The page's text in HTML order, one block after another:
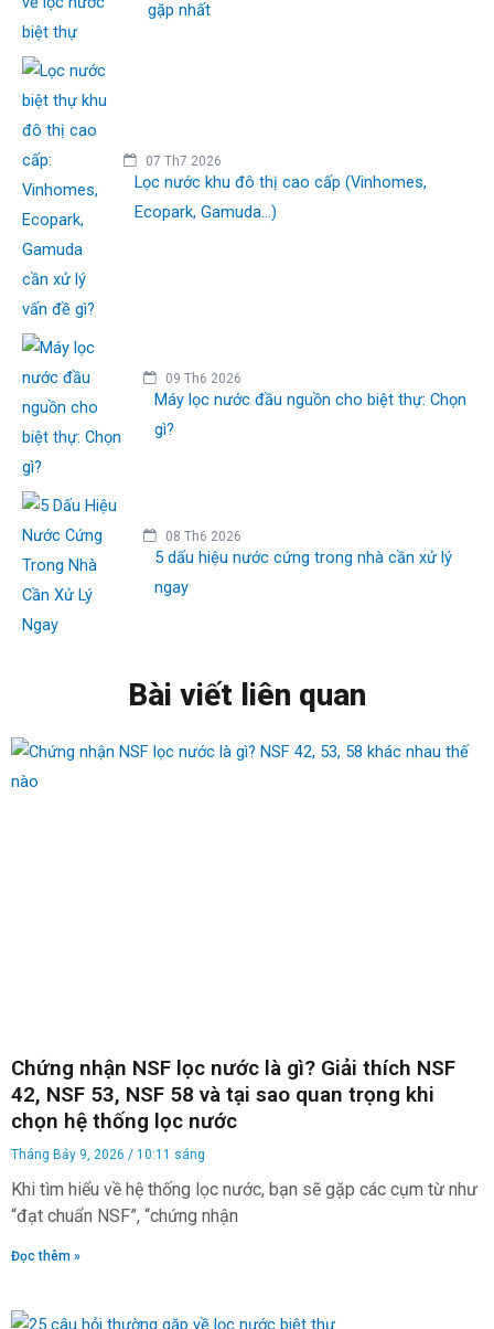
gặp nhất
07 Th7 2026
Lọc nước khu đô thị cao cấp (Vinhomes,
Ecopark, Gamuda...)
09 Th6 2026
Máy lọc nước đầu nguồn cho biệt thự: Chọn
gì?
08 Th6 2026
5 dấu hiệu nước cứng trong nhà cần xử lý
ngay
Bài viết liên quan
Chứng nhận NSF lọc nước là gì? Giải thích NSF
42, NSF 53, NSF 58 và tại sao quan trọng khi
chọn hệ thống lọc nước
Tháng Bảy 9, 2026 10:11 sáng
Khi tìm hiểu về hệ thống lọc nước, bạn sẽ gặp các cụm từ như
“đạt chuẩn NSF”, “chứng nhận
Đọc thêm »